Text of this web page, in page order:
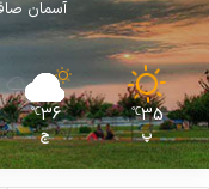
آسمان
35
℃
پ
36
℃
ج